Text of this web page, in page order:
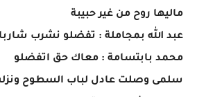
ماليها روح من غير حبيبة
عبد الله بمجاملة : تفضلو نشرب
محمد بابتسامة : معاك حق اتفضلو
سلمى وصلت عادل لباب السطوح